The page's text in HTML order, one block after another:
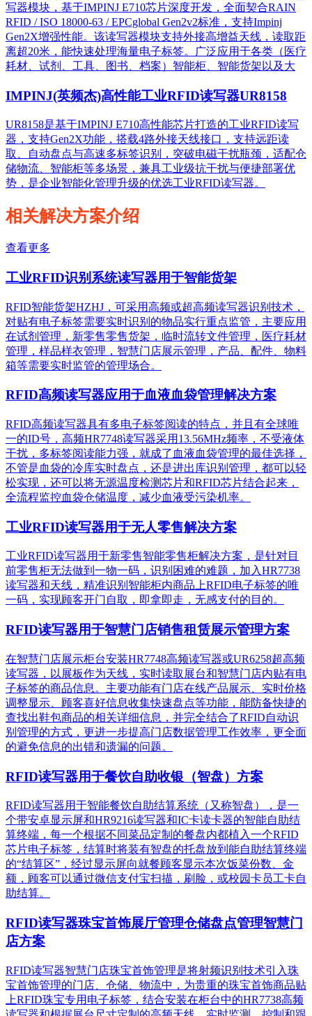
写器模块，基于IMPINJ E710芯片深度开发，全面契合RAIN
RFID / ISO 18000-63 / EPCglobal Gen2v2标准，支持Impinj
Gen2X增强性能。该读写器模块支持外接高增益天线，读取距
离超20米，能快速处理海量电子标签。广泛应用于各类（医疗
耗材、试剂、工具、图书、档案）智能柜、智能货架以及大
IMPINJ(英频杰)高性能工业RFID读写器UR8158
UR8158是基于IMPINJ E710高性能芯片打造的工业RFID读写
器，支持Gen2X功能，搭载4路外接天线接口，支持远距读
取、自动盘点与高速多标签识别，突破电磁干扰瓶颈，适配仓
储物流、智能柜等多场景，兼具工业级抗干扰与便捷部署优
势，是企业智能化管理升级的优选工业RFID读写器。
相关解决方案介绍
查看更多
工业RFID识别系统读写器用于智能货架
RFID智能货架HZHJ，可采用高频或超高频读写器识别技术，
对贴有电子标签需要实时识别的物品实行重点监管，主要应用
在试剂管理，新零售零售货架，临时流转文件管理，医疗耗材
管理，样品样衣管理，智慧门店展示管理，产品、配件、物料
箱等需要实时监管的管理场合。
RFID高频读写器应用于血液血袋管理解决方案
RFID高频读写器具有多电子标签阅读的特点，并且有全球唯
一的ID号，高频HR7748读写器采用13.56MHz频率，不受液体
干扰，多标签阅读能力强，就成了血液血袋管理的最佳选择，
不管是血袋的冷库实时盘点，还是进出库识别管理，都可以轻
松实现，还可以将无源温度检测芯片和RFID芯片结合起来，
全流程监控血袋仓储温度，减少血液受污染机率。
工业RFID读写器用于无人零售解决方案
工业RFID读写器用于新零售智能零售柜解决方案，是针对目
前零售柜无法做到一物一码，识别困难的难题，加入HR7738
读写器和天线，精准识别​智能柜内商品上RFID电子标签的唯
一码，实现顾客开门自取，即拿即走，无感支付的目的。
RFID读写器用于智慧门店销售租赁展示管理方案
在智慧门店展示柜台安装HR7748高频读写器或UR6258超高频
读写器，以展板作为天线，实时读取展台和智慧门店内贴有电
子标签的商品信息。主要功能有门店在线产品展示、实时价格
调整显示、顾客喜好信息收集快速盘点等功能，能防备快捷的
查找出鞋包商品的相关详细信息，并完全结合了RFID自动识
别管理的方式，更进一步提高门店数据管理工作效率，更全面
的避免信息的出错和遗漏的问题。
RFID读写器用于餐饮自助收银（智盘）方案
RFID读写器用于智能餐饮自助结算系统（又称智盘），是一
个带安卓显示屏和HR9216读写器和IC卡读卡器的智能自助结
算终端，每一个根据不同菜品定制的餐盘内都植入一个RFID
芯片电子标签，结算时将装有智盘的托盘放到能自助结算终端
的“结算区”，经过显示屏向就餐顾客显示本次饭菜份数、金
额，顾客可以通过微信支付宝扫描，刷脸，或校园卡员工卡自
助结算。
RFID读写器珠宝首饰展厅管理仓储盘点管理智慧门
店方案
RFID读写器智慧门店珠宝首饰管理是将射频识别技术引入珠
宝首饰管理的门店、仓储、物流中，为贵重的珠宝首饰商品贴
上RFID珠宝专用电子标签，结合安装在柜台中的HR7738高频